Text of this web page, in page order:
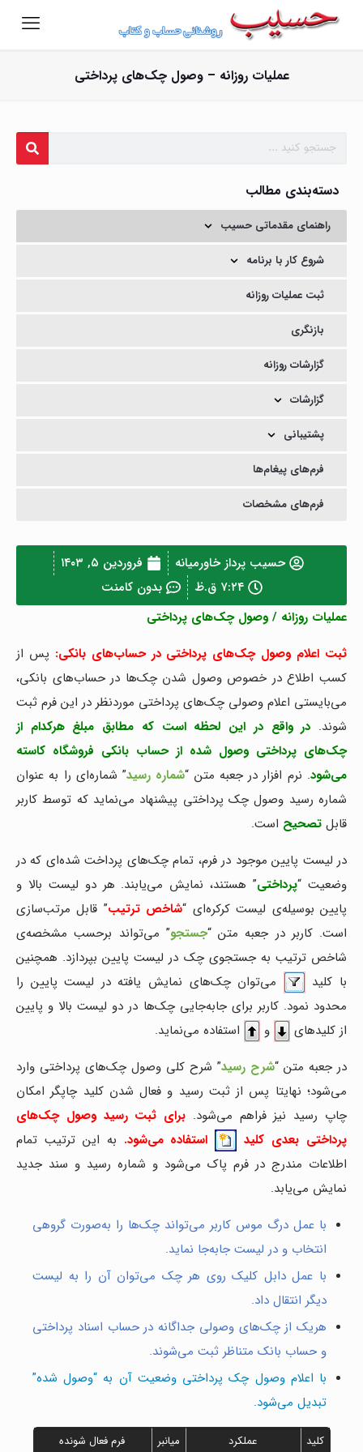
عملیات روزانه – وصول چک‌های پرداختی
دسته‌بندی مطالب
راهنمای مقدماتی حسیب
شروع کار با برنامه
ثبت عملیات روزانه
بازنگری
گزارشات روزانه
گزارشات
پشتیبانی
فرم‌های پیغام‌ها
فرم‌های مشخصات
حسیب پرداز خاورمیانه
فروردین ۵, ۱۴۰۳
۷:۲۴ ق.ظ
بدون کامنت
عملیات روزانه / وصول چک‌های پرداختی
ثبت اعلام وصول چک‌های پرداختی در حساب‌های بانکی: پس از
کسب اطلاع در خصوص وصول شدن چک‌ها در حساب‌های بانکی،
می‌بایستی اعلام وصولی چک‌های پرداختی موردنظر در این فرم ثبت
شوند. در واقع در این لحظه است که مطابق مبلغ هرکدام از
چک‌های پرداختی وصول شده از حساب بانکی فروشگاه کاسته
می‌شود. نرم افزار در جعبه متن “شماره رسید” شماره‌ای را به عنوان
شماره رسید وصول چک پرداختی پیشنهاد می‌نماید که توسط کاربر
قابل تصحیح است.
در لیست پایین موجود در فرم، تمام چک‌های پرداخت شده‌ای که در
وضعیت “پرداختی” هستند، نمایش می‌یابند. هر دو لیست بالا و
پایین بوسیله‌ی لیست کرکره‌ای “شاخص ترتیب” قابل مرتب‌سازی
است. کاربر در جعبه متن “جستجو” می‌تواند برحسب مشخصه‌ی
شاخص ترتیب به جستجوی چک در لیست پایین بپردازد. همچنین
با کلید
می‌توان چک‌های نمایش یافته در لیست پایین را
محدود نمود. کاربر برای جابه‌جایی چک‌ها در دو لیست بالا و پایین
از کلیدهای
و
استفاده می‌نماید.
در جعبه متن “شرح رسید” شرح کلی وصول چک‌های پرداختی وارد
می‌شود؛ نهایتا پس از ثبت رسید و فعال شدن کلید چاپگر امکان
چاپ رسید نیز فراهم می‌شود. برای ثبت رسید وصول چک‌های
پرداختی بعدی کلید
استفاده می‌شود. به این ترتیب تمام
اطلاعات مندرج در فرم پاک می‌شود و شماره رسید و سند جدید
نمایش می‌یابد.
با عمل درگ موس کاربر می‌تواند چک‌ها را به‌صورت گروهی
انتخاب و در لیست جابه‌جا نماید.
با عمل دابل کلیک روی هر چک می‌توان آن را به لیست
دیگر انتقال داد.
هریک از چک‌های وصولی جداگانه در حساب اسناد پرداختی
و حساب بانک متناظر ثبت می‌شوند.
با اعلام وصول چک پرداختی وضعیت آن به “وصول شده”
تبدیل می‌شود.
کلید عملکرد میانبر فرم فعال شونده